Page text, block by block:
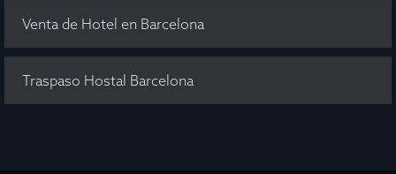
Venta de Hotel en Barcelona
Traspaso Hostal Barcelona